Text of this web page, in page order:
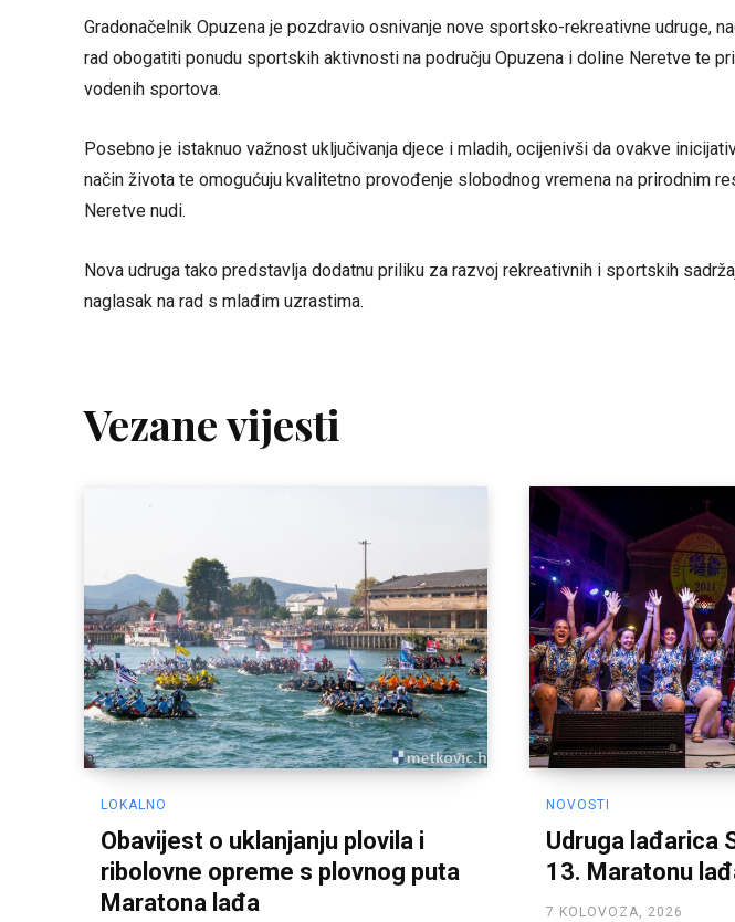
Gradonačelnik Opuzena je pozdravio osnivanje nove sportsko-rekreativne udruge,
rad obogatiti ponudu sportskih aktivnosti na području Opuzena i doline Neretve te
vodenih sportova.
Posebno je istaknuo važnost uključivanja djece i mladih, ocijenivši da ovakve
način života te omogućuju kvalitetno provođenje slobodnog vremena na prirodnim
Neretve nudi.
Nova udruga tako predstavlja dodatnu priliku za razvoj rekreativnih i sportskih
naglasak na rad s mlađim uzrastima.
Vezane vijesti
LOKALNO
Obavijest o uklanjanju plovila i
ribolovne opreme s plovnog puta
Maratona lađa
NOVOSTI
Udruga lađarica
13. Maratonu
7 KOLOVOZA, 2026